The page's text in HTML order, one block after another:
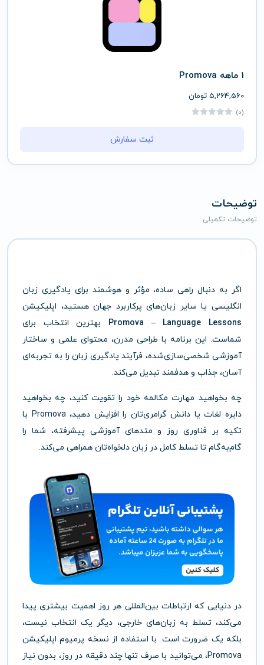
1 ماهه Promova
5,264,560 تومان
(0)
ثبت سفارش
توضیحات
توضیحات تکمیلی
اگر به دنبال راهی ساده، مؤثر و هوشمند برای یادگیری زبان
انگلیسی یا سایر زبان‌های پرکاربرد جهان هستید، اپلیکیشن
Promova – Language Lessons بهترین انتخاب برای
شماست. این برنامه با طراحی مدرن، محتوای علمی و ساختار
آموزشی شخصی‌سازی‌شده، فرآیند یادگیری زبان را به تجربه‌ای
آسان، جذاب و هدفمند تبدیل می‌کند.
چه بخواهید مهارت مکالمه خود را تقویت کنید، چه بخواهید
دایره لغات یا دانش گرامری‌تان را افزایش دهید، Promova با
تکیه بر فناوری روز و متدهای آموزشی پیشرفته، شما را
گام‌به‌گام تا تسلط کامل در زبان دلخواه‌تان همراهی می‌کند.
در دنیایی که ارتباطات بین‌المللی هر روز اهمیت بیشتری پیدا
می‌کند، تسلط به زبان‌های خارجی، دیگر یک انتخاب نیست،
بلکه یک ضرورت است. با استفاده از نسخه پرمیوم اپلیکیشن
Promova، می‌توانید با صرف تنها چند دقیقه در روز، بدون نیاز